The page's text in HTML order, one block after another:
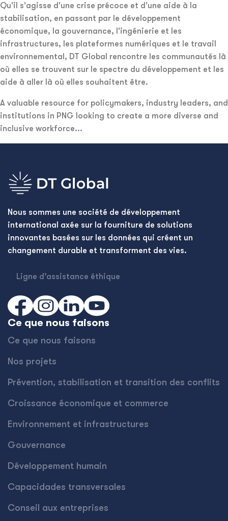
Qu'il s'agisse d'une crise précoce et d'une aide à la
stabilisation, en passant par le développement
économique, la gouvernance, l'ingénierie et les
infrastructures, les plateformes numériques et le travail
environnemental, DT Global rencontre les communautés là
où elles se trouvent sur le spectre du développement et les
aide à aller là où elles souhaitent être.
A valuable resource for policymakers, industry leaders, and
institutions in PNG looking to create a more diverse and
inclusive workforce...
Nous sommes une société de développement
international axée sur la fourniture de solutions
innovantes basées sur les données qui créent un
changement durable et transforment des vies.
Ligne d’assistance éthique
Ce que nous faisons
Ce que nous faisons
Nos projets
Prévention, stabilisation et transition des conflits
Croissance économique et commerce
Environnement et infrastructures
Gouvernance
Développement humain
Capacidades transversales
Conseil aux entreprises